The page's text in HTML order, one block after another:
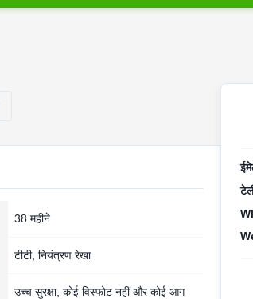
38 महीने
टीटी, नियंत्रण रेखा
उच्च सुरक्षा, कोई विस्फोट नहीं और कोई आग